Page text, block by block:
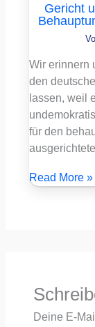
Gericht
Wir erinnern
den
lassen, weil
für den
Read More »
Deine E-